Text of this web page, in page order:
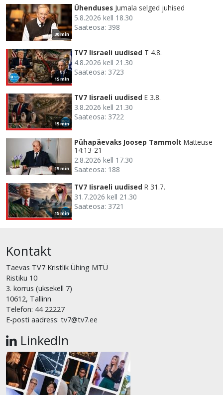
30 min
Ühenduses Jumala selged juhised
5.8.2026 kell 18.30
Saateosa: 398
15 min
TV7 Iisraeli uudised T 4.8.
4.8.2026 kell 21.30
Saateosa: 3723
15 min
TV7 Iisraeli uudised E 3.8.
3.8.2026 kell 21.30
Saateosa: 3722
15 min
Pühapäevaks Joosep Tammolt Matteuse
14:13-21
2.8.2026 kell 17.30
Saateosa: 188
15 min
TV7 Iisraeli uudised R 31.7.
31.7.2026 kell 21.30
Saateosa: 3721
Kontakt
Taevas TV7 Kristlik Ühing MTÜ
Ristiku 10
3. korrus (uksekell 7)
10612, Tallinn
Telefon: 44 22227
E-posti aadress: tv7@tv7.ee
LinkedIn